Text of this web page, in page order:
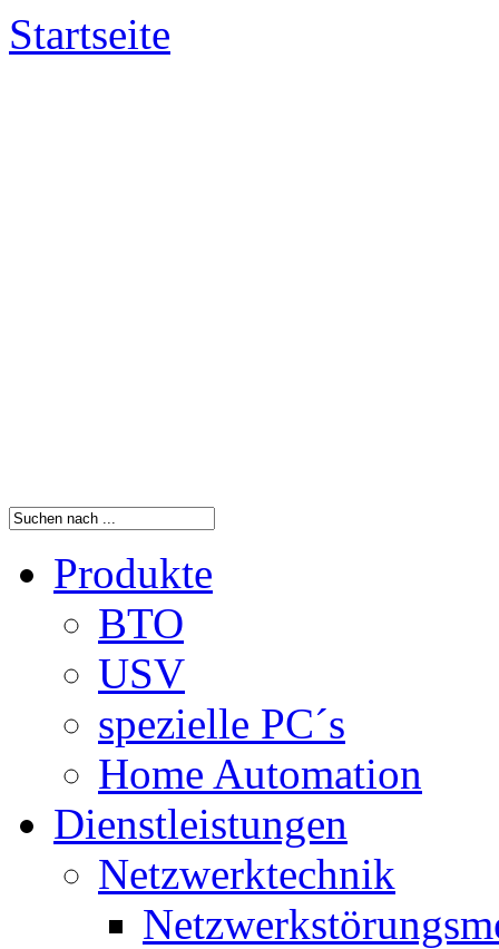
Startseite
Produkte
BTO
USV
spezielle PC´s
Home Automation
Dienstleistungen
Netzwerktechnik